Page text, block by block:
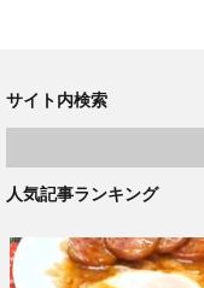
サイト内検索
人気記事ランキング